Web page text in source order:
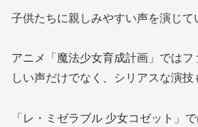
子供たちに親しみやすい声を演じて
アニメ「魔法少女育成計画」では
しい声だけでなく、シリアスな演技
「レ・ミゼラブル 少女コゼット」